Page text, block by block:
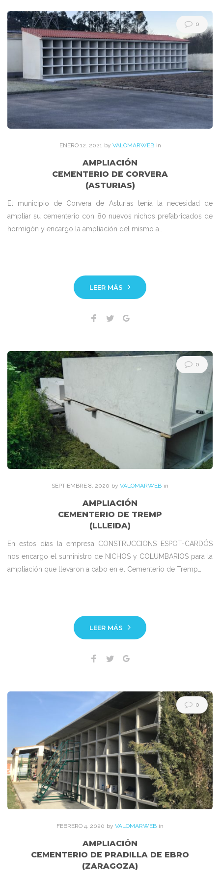
Etiqueta:
prefabricados
0
ENERO12. 2021 by VALOMARWEB in
AMPLIACIÓN
CEMENTERIO DE CORVERA
(ASTURIAS)
El municipio de Corvera de Asturias tenía la necesidad de
ampliar su cementerio con 80 nuevos nichos prefabricados de
hormigón y encargo la ampliación del mismo a…
LEER MÁS
Facebook
Twitter
0
SEPTIEMBRE 8. 2020 by VALOMARWEB in
AMPLIACIÓN
CEMENTERIO DE TREMP
(LLLEIDA)
En estos días la empresa CONSTRUCCIONS ESPOT-CARDÓS
nos encargo el suministro de NICHOS y COLUMBARIOS para la
ampliación que llevaron a cabo en el Cementerio de Tremp…
LEER MÁS
Facebook
Twitter
0
FEBRERO 4. 2020 by VALOMARWEB in
AMPLIACIÓN
CEMENTERIO DE PRADILLA DE EBRO
(ZARAGOZA)